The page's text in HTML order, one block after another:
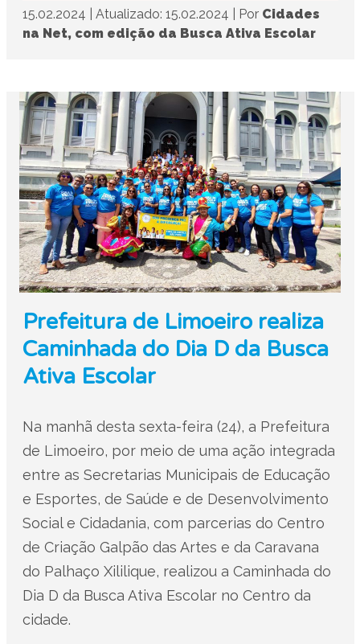
15.02.2024 Atualizado: 15.02.2024 Por Cidades
na Net, com edição da Busca Ativa Escolar
Prefeitura de Limoeiro realiza
Caminhada do Dia D da Busca
Ativa Escolar
Na manhã desta sexta-feira (24), a Prefeitura
de Limoeiro, por meio de uma ação integrada
entre as Secretarias Municipais de Educação
e Esportes, de Saúde e de Desenvolvimento
Social e Cidadania, com parcerias do Centro
de Criação Galpão das Artes e da Caravana
do Palhaço Xililique, realizou a Caminhada do
Dia D da Busca Ativa Escolar no Centro da
cidade.